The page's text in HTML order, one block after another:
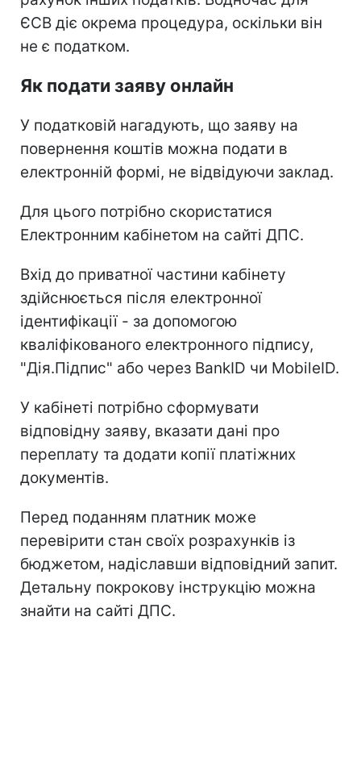
ЄСВ діє окрема процедура, оскільки він
не є податком.
Як подати заяву онлайн
У податковій нагадують, що заяву на
повернення коштів можна подати в
електронній формі, не відвідуючи заклад.
Для цього потрібно скористатися
Електронним кабінетом на сайті ДПС.
Вхід до приватної частини кабінету
здійснюється після електронної
ідентифікації - за допомогою
кваліфікованого електронного підпису,
"Дія.Підпис" або через BankID чи MobileID.
У кабінеті потрібно сформувати
відповідну заяву, вказати дані про
переплату та додати копії платіжних
документів.
Перед поданням платник може
перевірити стан своїх розрахунків із
бюджетом, надіславши відповідний запит.
Детальну покрокову інструкцію можна
знайти на сайті ДПС.